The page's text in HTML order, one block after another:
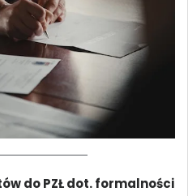
do PZŁ dot. formalności